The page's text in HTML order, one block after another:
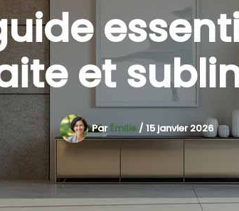
et
ParÉmilie /15 janvier 2026